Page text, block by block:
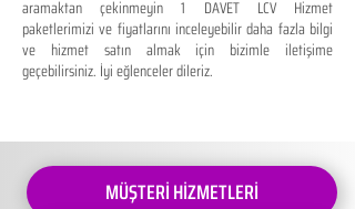
aramaktan çekinmeyin 1 DAVET LCV Hizmet
paketlerimizi ve fiyatlarını inceleyebilir daha fazla bilgi
ve hizmet satın almak için bizimle iletişime
geçebilirsiniz. İyi eğlenceler dileriz.
MÜŞTERİ HİZMETLERİ